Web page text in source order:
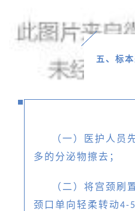
五、标
（一）医护人员
多的分泌物擦去；
（二）将宫颈刷
颈口单向轻柔转动4-5